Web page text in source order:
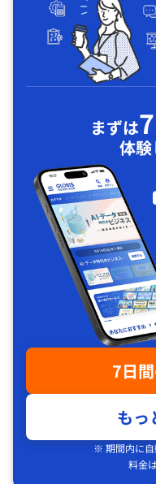
まずは
体
7日
もっ
※ 期間内に自
料金